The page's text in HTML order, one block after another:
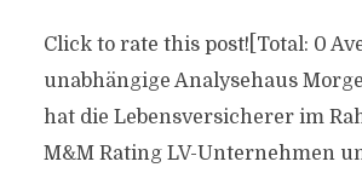
Click to rate this post![Total: 0
unabhängige Analysehaus
hat die Lebensversicherer im
M&M Rating LV-Unternehmen